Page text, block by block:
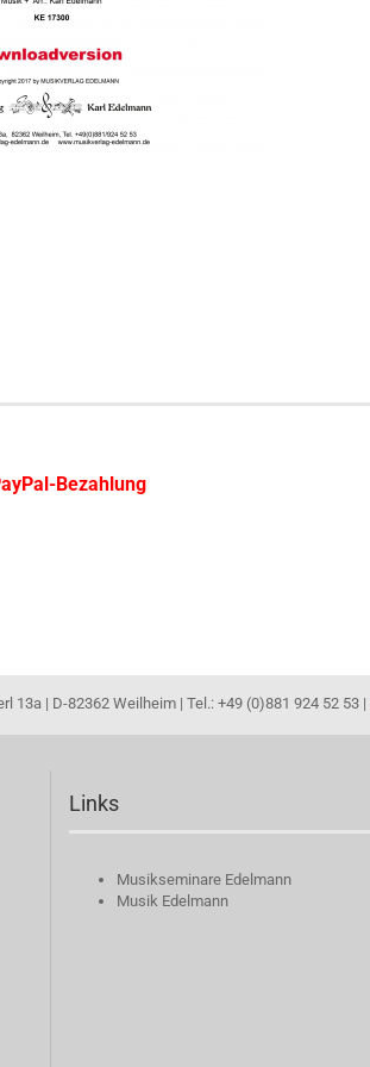
Bezahlung
13a | D-82362 Weilheim | Tel.: +49 (0)881 924 52 53 |
Links
Musikseminare Edelmann
Musik Edelmann